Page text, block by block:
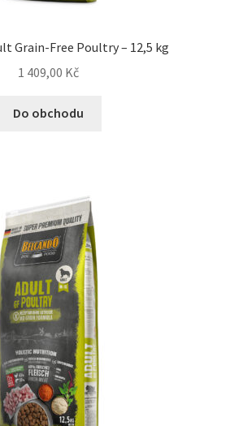
Grain-Free Poultry – 12,5 kg
1 409,00 Kč
Do obchodu